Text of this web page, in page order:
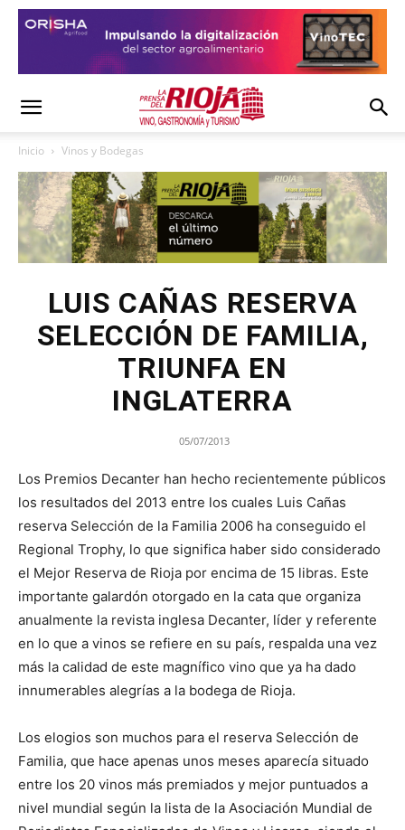
Inicio Vinos y Bodegas
LUIS CAÑAS RESERVA
SELECCIÓN DE FAMILIA,
TRIUNFA EN
INGLATERRA
05/07/2013
Los Premios Decanter han hecho recientemente públicos
los resultados del 2013 entre los cuales Luis Cañas
reserva Selección de la Familia 2006 ha conseguido el
Regional Trophy, lo que significa haber sido considerado
el Mejor Reserva de Rioja por encima de 15 libras. Este
importante galardón otorgado en la cata que organiza
anualmente la revista inglesa Decanter, líder y referente
en lo que a vinos se refiere en su país, respalda una vez
más la calidad de este magnífico vino que ya ha dado
innumerables alegrías a la bodega de Rioja.
Los elogios son muchos para el reserva Selección de
Familia, que hace apenas unos meses aparecía situado
entre los 20 vinos más premiados y mejor puntuados a
nivel mundial según la lista de la Asociación Mundial de